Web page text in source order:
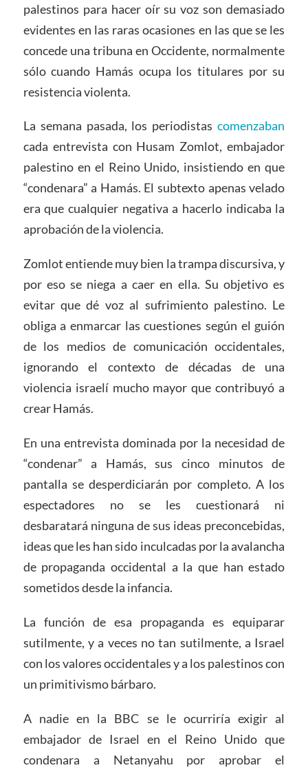
palestinos para hacer oír su voz son demasiado
evidentes en las raras ocasiones en las que se les
concede una tribuna en Occidente, normalmente
sólo cuando Hamás ocupa los titulares por su
resistencia violenta.
La semana pasada, los periodistascomenzaban
cada entrevista con Husam Zomlot, embajador
palestino en el Reino Unido, insistiendo en que
“condenara” a Hamás. El subtexto apenas velado
era que cualquier negativa a hacerlo indicaba la
aprobación de la violencia.
Zomlot entiende muy bien la trampa discursiva, y
por eso se niega a caer en ella. Su objetivo es
evitar que dé voz al sufrimiento palestino. Le
obliga a enmarcar las cuestiones según el guión
de los medios de comunicación occidentales,
ignorando el contexto de décadas de una
violencia israelí mucho mayor que contribuyó a
crear Hamás.
En una entrevista dominada por la necesidad de
“condenar” a Hamás, sus cinco minutos de
pantalla se desperdiciarán por completo. A los
espectadores no se les cuestionará ni
desbaratará ninguna de sus ideas preconcebidas,
ideas que les han sido inculcadas por la avalancha
de propaganda occidental a la que han estado
sometidos desde la infancia.
La función de esa propaganda es equiparar
sutilmente, y a veces no tan sutilmente, a Israel
con los valores occidentales y a los palestinos con
un primitivismo bárbaro.
A nadie en la BBC se le ocurriría exigir al
embajador de Israel en el Reino Unido que
condenara a Netanyahu por aprobar el